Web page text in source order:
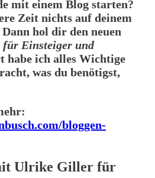
mit einem Blog starten?
Zeit nichts auf deinem
hol dir den neuen
für Einsteiger und
habe ich alles Wichtige
was du benötigst,
bloggen-
Ulrike Giller für